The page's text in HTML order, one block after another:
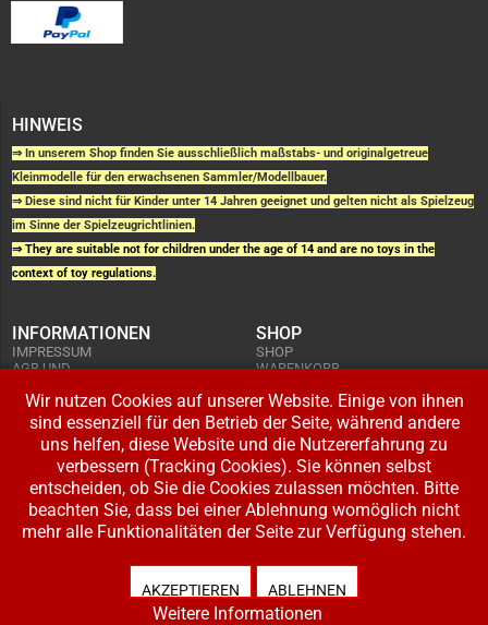
HINWEIS
⇒ In unserem Shop finden Sie ausschließlich maßstabs- und originalgetreue
Kleinmodelle für den erwachsenen Sammler/Modellbauer.
⇒ Diese sind nicht für Kinder unter 14 Jahren geeignet und gelten nicht als Spielzeug
im Sinne der Spielzeugrichtlinien.
⇒ They are suitable not for children under the age of 14 and are no toys in the
context of toy regulations.
INFORMATIONEN
IMPRESSUM
AGB UND
KUNDENINFORMATIONEN
WIDERRUFSRECHT
DATENSCHUTZERKLÄRUNG
ZAHLUNG UND VERSAND
SHOP
SHOP
WARENKORB
ADRESSE BEARBEITEN
IHR KONTO
LOGIN
REGISTRIEREN
Copyright © 2026 Modellbahnladen Klee GbR. Alle Rechte vorbehalten. Design:
Wir nutzen Cookies auf unserer Website. Einige von ihnen
sind essenziell für den Betrieb der Seite, während andere
uns helfen, diese Website und die Nutzererfahrung zu
verbessern (Tracking Cookies). Sie können selbst
entscheiden, ob Sie die Cookies zulassen möchten. Bitte
beachten Sie, dass bei einer Ablehnung womöglich nicht
mehr alle Funktionalitäten der Seite zur Verfügung stehen.
AKZEPTIEREN ABLEHNEN
Weitere Informationen